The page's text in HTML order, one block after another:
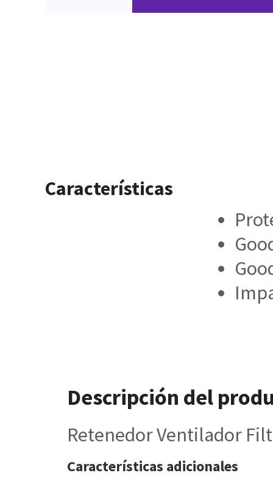
Características
Descripción del
Retenedor Ventilador
Características adicionales